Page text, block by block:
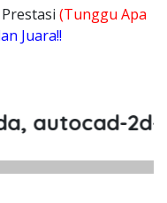
(Tunggu Apa
Juara!!
2d-